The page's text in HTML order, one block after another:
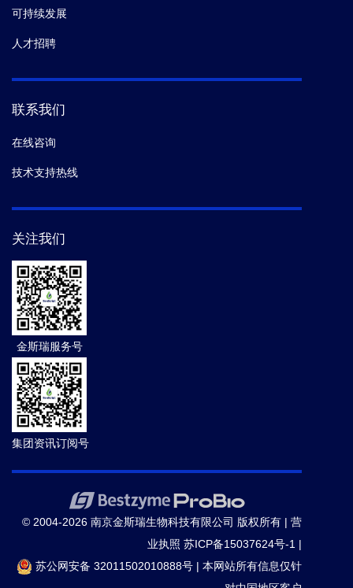
可持续发展
人才招聘
联系我们
在线咨询
技术支持热线
关注我们
金斯瑞服务号
集团资讯订阅号
© 2004-2026 南京金斯瑞生物科技有限公司 版权所有 | 营
业执照 苏ICP备15037624号-1 |
苏公网安备 32011502010888号 | 本网站所有信息仅针